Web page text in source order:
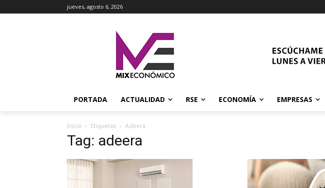
jueves, agosto 6, 2026
PORTADA ACTUALIDAD RSE ECONOMÍA EMPRESAS
Inicio Etiquetas Adeera
Tag: adeera